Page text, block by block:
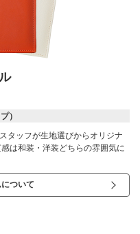
）
タッフが生地選びからオリジナ
は和装・洋装どちらの雰囲気に
ついて